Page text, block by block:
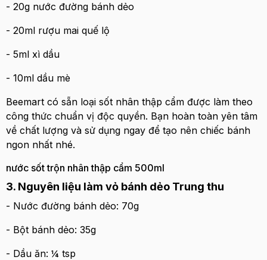
- 20g nước đường bánh dẻo
- 20ml rượu mai quế lộ
- 5ml xì dầu
- 10ml dầu mè
Beemart có sẵn loại sốt nhân thập cẩm được làm theo
công thức chuẩn vị độc quyền. Bạn hoàn toàn yên tâm
về chất lượng và sử dụng ngay để tạo nên chiếc bánh
ngon nhất nhé.
nước sốt trộn nhân thập cẩm 500ml
3. Nguyên liệu làm vỏ bánh dẻo Trung thu
- Nước đường bánh dẻo: 70g
- Bột bánh dẻo: 35g
- Dầu ăn: ¼ tsp